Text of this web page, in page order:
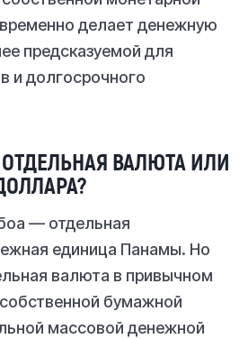
делает денежную
предсказуемой для
и долгосрочного
ВАЛЮТА ИЛИ
— отдельная
единица Панамы. Но
валюта в привычном
бумажной
массовой денежной